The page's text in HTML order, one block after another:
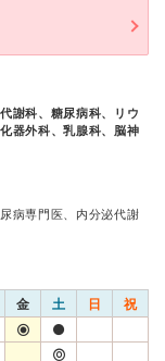
謝科、糖尿病科、リウ
器外科、乳腺科、脳神
病専門医、内分泌代謝
金 土 日 祝